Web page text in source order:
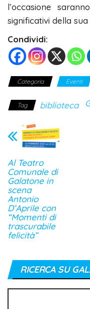
l’occasione
significativi della
Condividi:
Categoria Eventi
Tag biblioteca
Al Teatro
Comunale di
Galatone in
scena
Antonio
D’Aprile con
“Momenti di
trascurabile
felicità”
RICERCA SU